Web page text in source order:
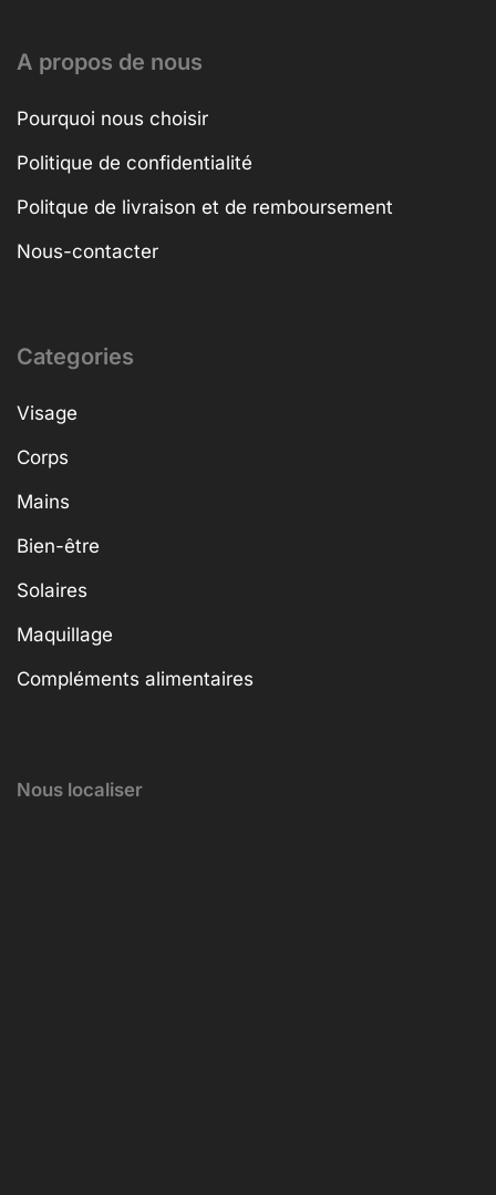
A propos de nous
Pourquoi nous choisir
Politique de confidentialité
Politque de livraison et de remboursement
Nous-contacter
Categories
Visage
Corps
Mains
Bien-être
Solaires
Maquillage
Compléments alimentaires
Nous localiser